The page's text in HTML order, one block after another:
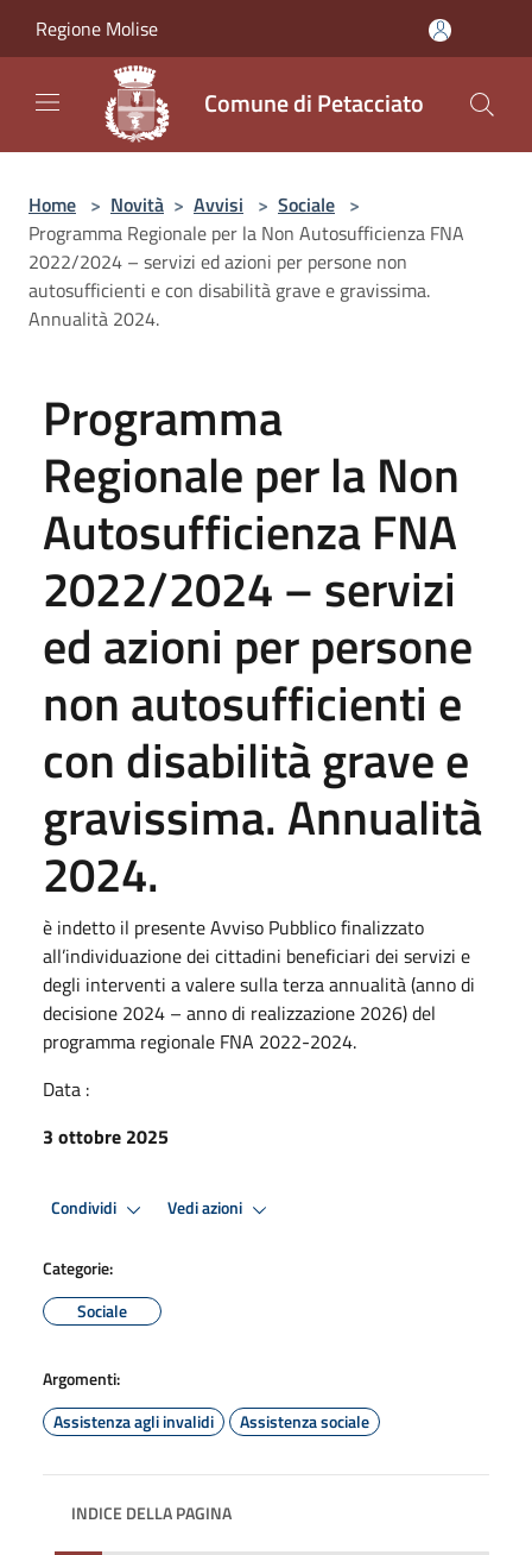
Regione Molise
Comune di Petacciato
Home > Novità > Avvisi > Sociale >
Programma Regionale per la Non Autosufficienza FNA
2022/2024 – servizi ed azioni per persone non
autosufficienti e con disabilità grave e gravissima.
Annualità 2024.
Programma
Regionale per la Non
Autosufficienza FNA
2022/2024 – servizi
ed azioni per persone
non autosufficienti e
con disabilità grave e
gravissima. Annualità
2024.
è indetto il presente Avviso Pubblico finalizzato
all’individuazione dei cittadini beneficiari dei servizi e
degli interventi a valere sulla terza annualità (anno di
decisione 2024 – anno di realizzazione 2026) del
programma regionale FNA 2022-2024.
Data :
3 ottobre 2025
Condividi Vedi azioni
Categorie:
Sociale
Argomenti:
Assistenza agli invalidi
Assistenza sociale
INDICE DELLA PAGINA